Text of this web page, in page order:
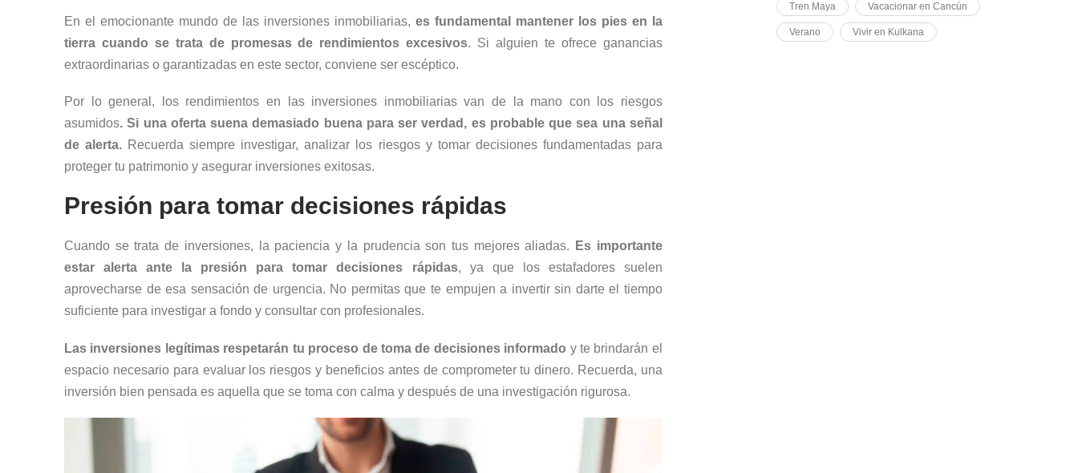
En el emocionante mundo de las inversiones inmobiliarias, es fundamental mantener los pies en la
tierra cuando se trata de promesas de rendimientos excesivos. Si alguien te ofrece ganancias
extraordinarias o garantizadas en este sector, conviene ser escéptico.
Por lo general, los rendimientos en las inversiones inmobiliarias van de la mano con los riesgos
asumidos. Si una oferta suena demasiado buena para ser verdad, es probable que sea una señal
de alerta. Recuerda siempre investigar, analizar los riesgos y tomar decisiones fundamentadas para
proteger tu patrimonio y asegurar inversiones exitosas.
Presión para tomar decisiones rápidas
Cuando se trata de inversiones, la paciencia y la prudencia son tus mejores aliadas.
Es importante
estar alerta ante la presión para tomar decisiones rápidas, ya que los estafadores suelen
aprovecharse de esa sensación de urgencia. No permitas que te empujen a invertir sin darte el tiempo
suficiente para investigar a fondo y consultar con profesionales.
Las inversiones legítimas respetarán tu proceso de toma de decisiones informado y te brindarán el
espacio necesario para evaluar los riesgos y beneficios antes de comprometer tu dinero. Recuerda, una
inversión bien pensada es aquella que se toma con calma y después de una investigación rigurosa.
Tren Maya Vacacionar en Cancún
Verano Vivir en Kulkana